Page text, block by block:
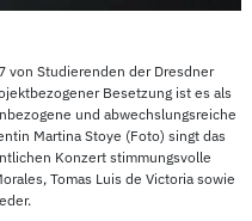
von Studierenden der Dresdner
Besetzung ist es als
und abwechslungsreiche
Martina Stoye (Foto) singt das
Konzert stimmungsvolle
Tomas Luis de Victoria sowie